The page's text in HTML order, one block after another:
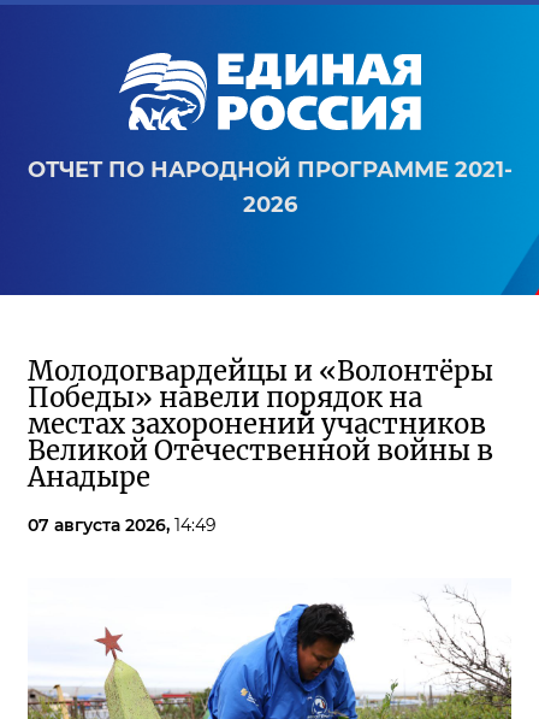
ОТЧЕТ ПО НАРОДНОЙ ПРОГРАММЕ 2021-
2026
Молодогвардейцы и «Волонтёры
Победы» навели порядок на
местах захоронений участников
Великой Отечественной войны в
Анадыре
07 августа 2026, 14:49